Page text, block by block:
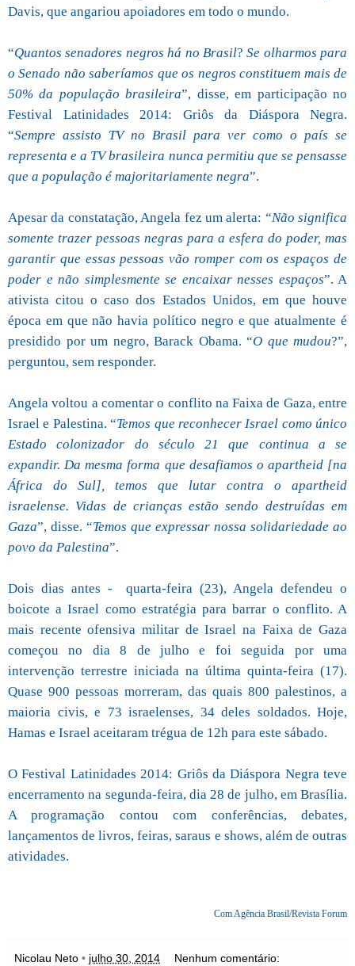
Davis, que angariou apoiadores em todo o mundo.
“Quantos senadores negros há no Brasil?Se olharmos para
o Senado não saberíamos que os negros constituem mais de
50% da população brasileira”, disse, em participação no
Festival Latinidades 2014: Griôs da Diáspora Negra.
“Sempre assisto TV no Brasil para ver como o país se
representa e a TV brasileira nunca permitiu que se pensasse
que a população é majoritariamente negra”.
Apesar da constatação, Angela fez um alerta: “Não significa
somente trazer pessoas negras para a esfera do poder, mas
garantir que essas pessoas vão romper com os espaços de
poder e não simplesmente se encaixar nesses espaços”. A
ativista citou o caso dos Estados Unidos, em que houve
época em que não havia político negro e que atualmente é
presidido por um negro, Barack Obama. “O que mudou?”,
perguntou, sem responder.
Angela voltou a comentar o conflito na Faixa de Gaza, entre
Israel e Palestina. “Temos que reconhecer Israel como único
Estado colonizador do século 21 que continua a se
expandir. Da mesma forma que desafiamos o apartheid [na
África do Sul], temos que lutar contra o apartheid
israelense. Vidas de crianças estão sendo destruídas em
Gaza”, disse. “Temos que expressar nossa solidariedade ao
povo da Palestina”.
Dois dias antes - quarta-feira (23), Angela defendeu o
boicote a Israel como estratégia para barrar o conflito. A
mais recente ofensiva militar de Israel na Faixa de Gaza
começou no dia 8 de julho e foi seguida por uma
intervenção terrestre iniciada na última quinta-feira (17).
Quase 900 pessoas morreram, das quais 800 palestinos, a
maioria civis, e 73 israelenses, 34 deles soldados. Hoje,
Hamas e Israel aceitaram trégua de 12h para este sábado.
O Festival Latinidades 2014: Griôs da Diáspora Negra teve
encerramento na segunda-feira, dia 28 de julho, em Brasília.
A programação contou com conferências, debates,
lançamentos de livros, feiras, saraus e shows, além de outras
atividades.
Com Agência Brasil/Revista Forum
Nicolau Neto • julho 30, 2014 Nenhum comentário: